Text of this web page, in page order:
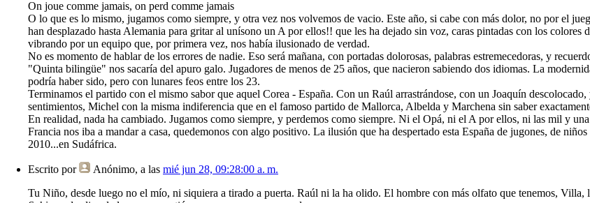
On joue comme jamais, on perd comme jamais
O lo que es lo mismo, jugamos como siempre, y otra vez nos volvemos de vacio. Este año, si cabe con más dolor, no por el
han desplazado hasta Alemania para gritar al unísono un A por ellos!! que les ha dejado sin voz, caras pintadas con los colores
vibrando por un equipo que, por primera vez, nos había ilusionado de verdad.
No es momento de hablar de los errores de nadie. Eso será mañana, con portadas dolorosas, palabras estremecedoras, y
"Quinta bilingüe" nos sacaría del apuro galo. Jugadores de menos de 25 años, que nacieron sabiendo dos idiomas. La
podría haber sido, pero con lunares feos entre los 23.
Terminamos el partido con el mismo sabor que aquel Corea - España. Con un Raúl arrastrándose, con un Joaquín
sentimientos, Michel con la misma indiferencia que en el famoso partido de Mallorca, Albelda y Marchena sin saber
En realidad, nada ha cambiado. Jugamos como siempre, y perdemos como siempre. Ni el Opá, ni el A por ellos, ni las mil y
Francia nos iba a mandar a casa, quedemonos con algo positivo. La ilusión que ha despertado esta España de jugones, de
2010...en Sudáfrica.
Escrito por Anónimo, a las mié jun 28, 09:28:00 a. m.
Tu Niño, desde luego no el mío, ni siquiera a tirado a puerta. Raúl ni la ha olido. El hombre con más olfato que tenemos,